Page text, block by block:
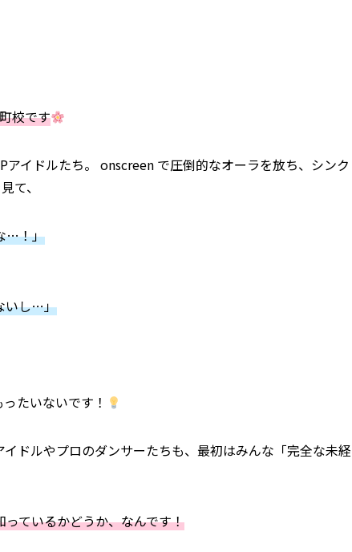
校です
イドルたち。 onscreen で圧倒的なオーラを放ち、シンク
て、
…！」
いし…」
たいないです！
ドルやプロのダンサーたちも、最初はみんな「完全な未経
ているかどうか、なんです！